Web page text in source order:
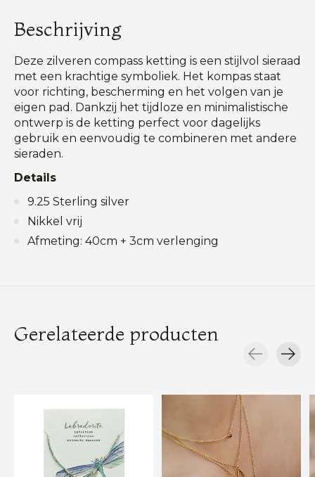
Beschrijving
Deze zilveren compass ketting is een stijlvol sieraad
met een krachtige symboliek. Het kompas staat
voor richting, bescherming en het volgen van je
eigen pad. Dankzij het tijdloze en minimalistische
ontwerp is de ketting perfect voor dagelijks
gebruik en eenvoudig te combineren met andere
sieraden.
Details
9.25 Sterling silver
Nikkel vrij
Afmeting: 40cm + 3cm verlenging
Gerelateerde producten